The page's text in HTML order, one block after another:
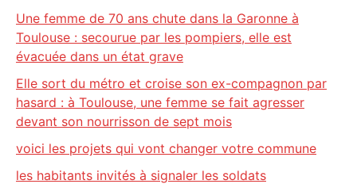
Une femme de 70 ans chute dans la Garonne à
Toulouse : secourue par les pompiers, elle est
évacuée dans un état grave
Elle sort du métro et croise son ex-compagnon par
hasard : à Toulouse, une femme se fait agresser
devant son nourrisson de sept mois
voici les projets qui vont changer votre commune
les habitants invités à signaler les soldats